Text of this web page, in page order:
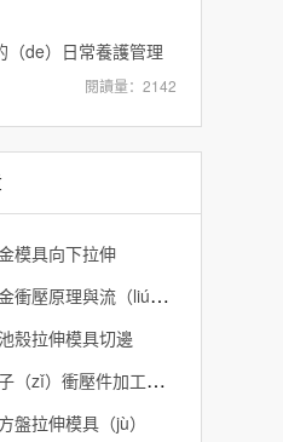
（de）日常養護管理
閱讀量：2142
模具向下拉伸
91好色先生TV精密-五金衝壓原理與流（liú）程
殼拉伸模具切邊
91好色先生TV精密-電子（zǐ）衝壓件加工高效的生（shēng）產方法
盤拉伸模具（jù）